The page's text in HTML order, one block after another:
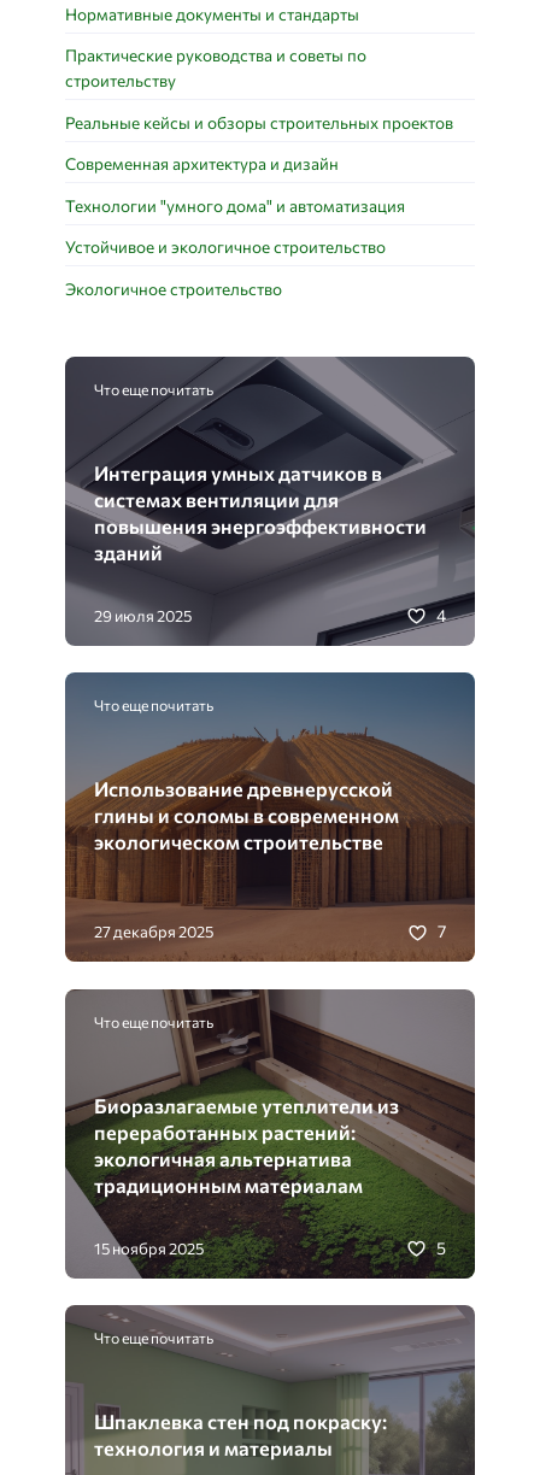
Нормативные документы и стандарты
Практические руководства и советы по
строительству
Реальные кейсы и обзоры строительных проектов
Современная архитектура и дизайн
Технологии "умного дома" и автоматизация
Устойчивое и экологичное строительство
Экологичное строительство
Что еще почитать
Интеграция умных датчиков в
системах вентиляции для
повышения энергоэффективности
зданий
29 июля 2025 4
Что еще почитать
Использование древнерусской
глины и соломы в современном
экологическом строительстве
27 декабря 2025 7
Что еще почитать
Биоразлагаемые утеплители из
переработанных растений:
экологичная альтернатива
традиционным материалам
15 ноября 2025 5
Что еще почитать
Шпаклевка стен под покраску:
технология и материалы